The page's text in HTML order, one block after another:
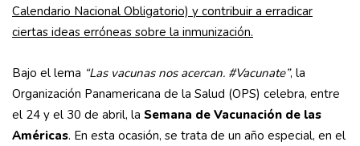
Calendario Nacional Obligatorio) y contribuir a erradicar
ciertas ideas erróneas sobre la inmunización.
Bajo el lema “Las vacunas nos acercan. #Vacunate”, la
Organización Panamericana de la Salud (OPS) celebra, entre
el 24 y el 30 de abril, la Semana de Vacunación de las
Américas. En esta ocasión, se trata de un año especial, en el